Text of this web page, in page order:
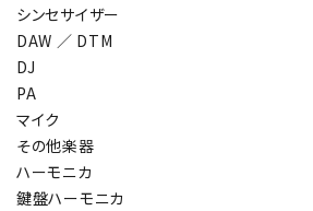
シンセサイザー
DAW ／ DTM
DJ
PA
マイク
その他楽器
ハーモニカ
鍵盤ハーモニカ